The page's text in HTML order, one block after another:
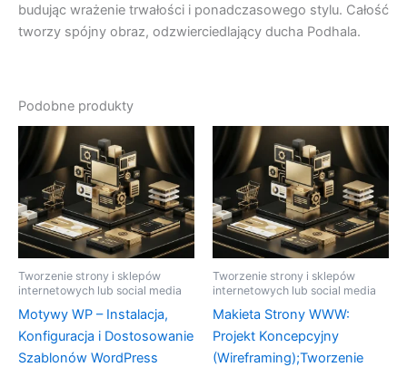
budując wrażenie trwałości i ponadczasowego stylu. Całość
tworzy spójny obraz, odzwierciedlający ducha Podhala.
Podobne produkty
Tworzenie strony i sklepów
internetowych lub social media
Motywy WP – Instalacja,
Konfiguracja i Dostosowanie
Szablonów WordPress
Tworzenie strony i sklepów
internetowych lub social media
Makieta Strony WWW:
Projekt Koncepcyjny
(Wireframing);Tworzenie